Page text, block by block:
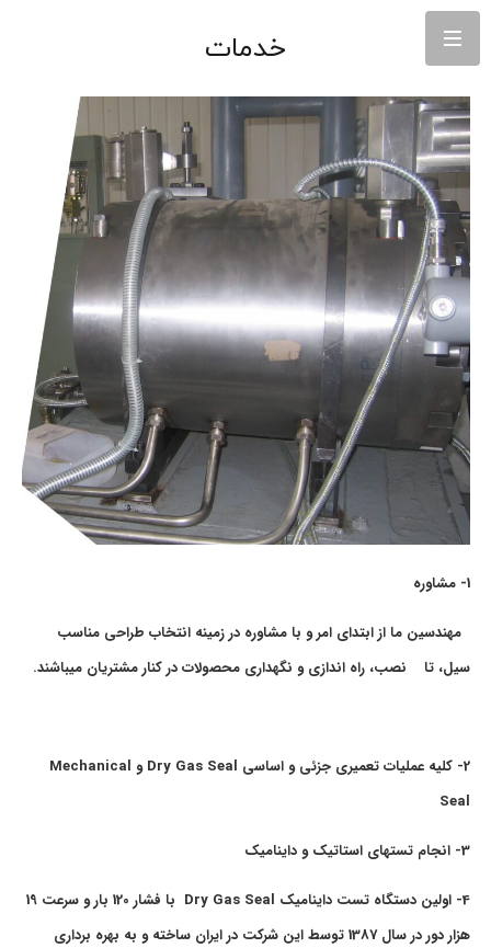
خدمات
1- مشاوره
مهندسین ما از ابتدای امر و با مشاوره در زمینه انتخاب طراحی مناسب
سیل، تا نصب، راه اندازی و نگهداری محصولات در کنار مشتریان میباشند.
2- کلیه عملیات تعمیری جزئی و اساسی Dry Gas Seal و Mechanical
Seal
3- انجام تستهای استاتیک و داینامیک
4- اولین دستگاه تست داینامیک Dry Gas Seal با فشار 120 بار و سرعت 19
هزار دور در سال 1387 توسط این شرکت در ایران ساخته و به بهره برداری